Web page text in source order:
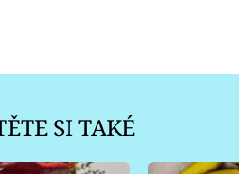
SI TAKÉ